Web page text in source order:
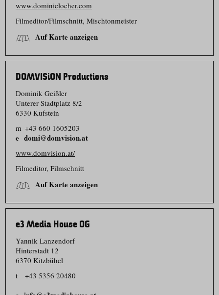
www.dominiclocher.com
Filmeditor/​Filmschnitt, Mischtonmeister
Auf Karte anzeigen
DOMVISiON Productions
Dominik Geißler
Unterer Stadtplatz 8/​2
6330 Kufstein
m +43 660 1605203
domi@domvision.at
www.domvision.at/
Filmeditor, Filmschnitt
Auf Karte anzeigen
e3 Media House OG
Yannik Lanzendorf
Hinterstadt 12
6370 Kitzbühel
t
+43 5356 20480